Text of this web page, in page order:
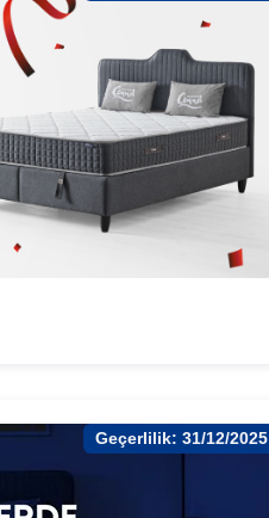
Geçerlilik: 31/12/2025